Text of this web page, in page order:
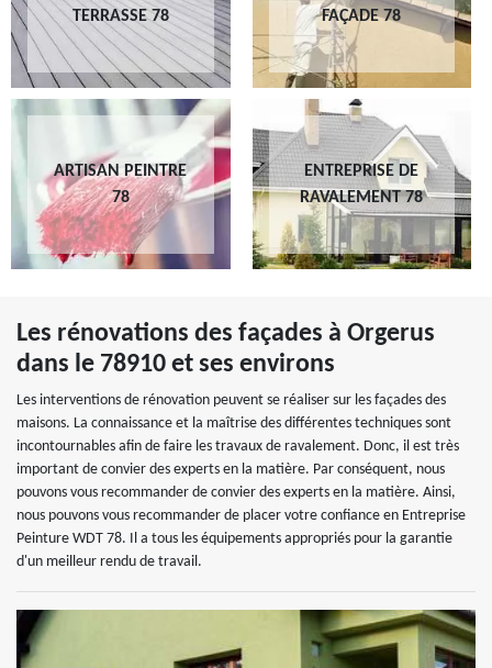
TERRASSE 78
FAÇADE 78
ARTISAN PEINTRE
78
ENTREPRISE DE
RAVALEMENT 78
Les rénovations des façades à Orgerus
dans le 78910 et ses environs
Les interventions de rénovation peuvent se réaliser sur les façades des
maisons. La connaissance et la maîtrise des différentes techniques sont
incontournables afin de faire les travaux de ravalement. Donc, il est très
important de convier des experts en la matière. Par conséquent, nous
pouvons vous recommander de convier des experts en la matière. Ainsi,
nous pouvons vous recommander de placer votre confiance en Entreprise
Peinture WDT 78. Il a tous les équipements appropriés pour la garantie
d'un meilleur rendu de travail.